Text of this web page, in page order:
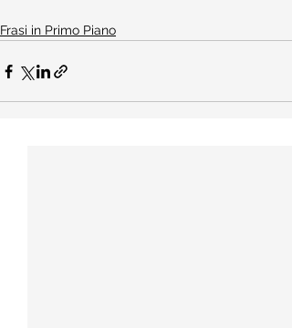
Frasi in Primo Piano